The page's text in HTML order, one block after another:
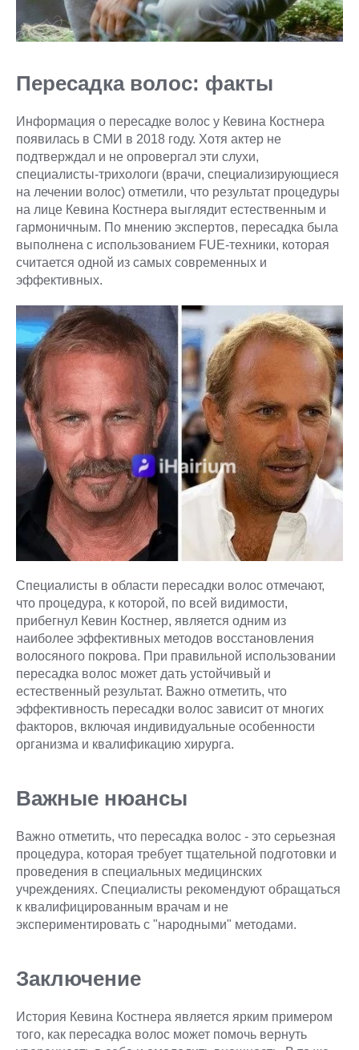
Пересадка волос: факты
Информация о пересадке волос у Кевина Костнера
появилась в СМИ в 2018 году. Хотя актер не
подтверждал и не опровергал эти слухи,
специалисты-трихологи (врачи, специализирующиеся
на лечении волос) отметили, что результат процедуры
на лице Кевина Костнера выглядит естественным и
гармоничным. По мнению экспертов, пересадка была
выполнена с использованием FUE-техники, которая
считается одной из самых современных и
эффективных.
Специалисты в области пересадки волос отмечают,
что процедура, к которой, по всей видимости,
прибегнул Кевин Костнер, является одним из
наиболее эффективных методов восстановления
волосяного покрова. При правильной использовании
пересадка волос может дать устойчивый и
естественный результат. Важно отметить, что
эффективность пересадки волос зависит от многих
факторов, включая индивидуальные особенности
организма и квалификацию хирурга.
Важные нюансы
Важно отметить, что пересадка волос - это серьезная
процедура, которая требует тщательной подготовки и
проведения в специальных медицинских
учреждениях. Специалисты рекомендуют обращаться
к квалифицированным врачам и не
экспериментировать с "народными" методами.
Заключение
История Кевина Костнера является ярким примером
того, как пересадка волос может помочь вернуть